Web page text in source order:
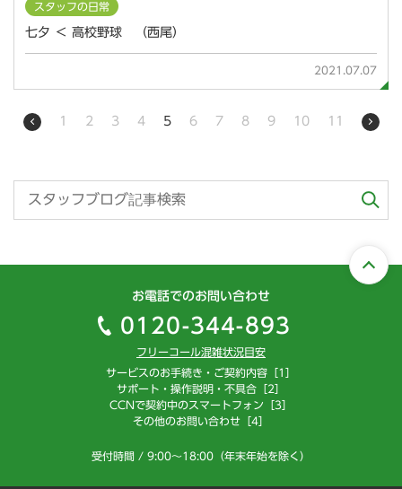
スタッフの日常
七夕 ＜ 高校野球 （西尾）
2021.07.07
1 2 3 4 5 6 7 8 9 10 11
お電話でのお問い合わせ
0120-344-893
フリーコール混雑状況目安
サービスのお手続き・ご契約内容［1］
サポート・操作説明・不具合［2］
CCNで契約中のスマートフォン［3］
その他のお問い合わせ［4］
受付時間 / 9:00～18:00（年末年始を除く）